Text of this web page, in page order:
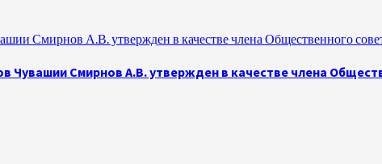
Смирнов А.В. утвержден в качестве члена Общественного
Смирнов А.В. утвержден в качестве члена